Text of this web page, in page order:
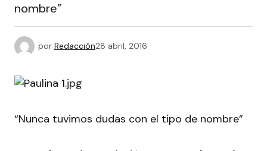
nombre”
por Redacción28 abril, 2016
“Nunca tuvimos dudas con el tipo de nombre”